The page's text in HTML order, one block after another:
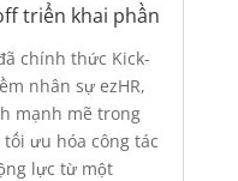
triển khai phần
chính thức Kick-
nhân sự ezHR,
mạnh mẽ trong
ưu hóa công tác
lực từ một